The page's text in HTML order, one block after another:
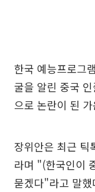
한국 예능프로그
굴을 알린 중국
으로 논란이 된
장위안은 최근
라며 "(한국인이
묻겠다"라고 말